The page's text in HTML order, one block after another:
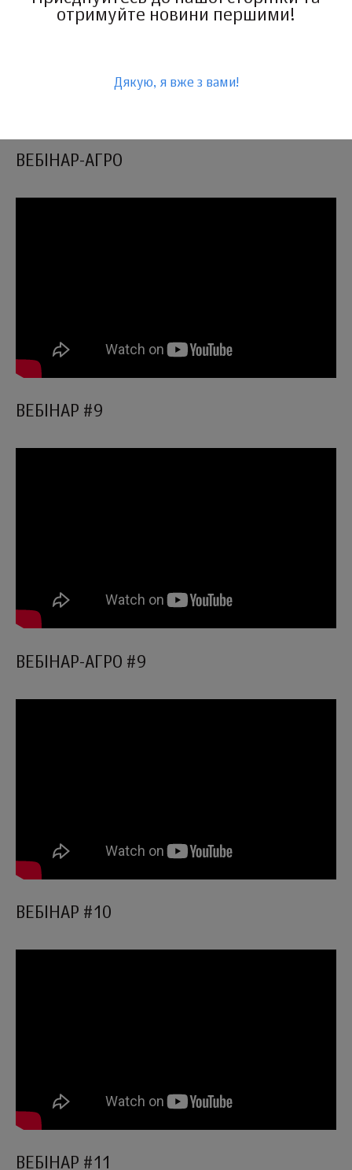
ВЕБIНАР-АГРО
ВЕБІНАР #9
ВЕБІНАР-АГРО #9
ВЕБІНАР #10
ВЕБІНАР #11
отримуйте новини першими!
Дякую, я вже з вами!